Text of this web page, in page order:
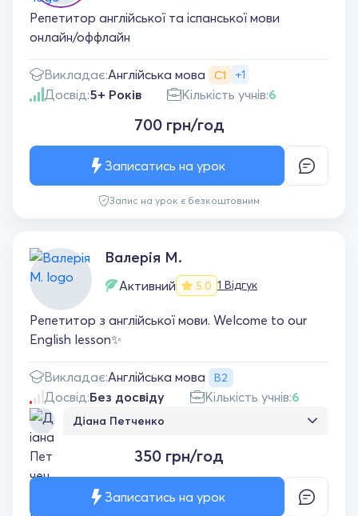
Репетитор англійської та іспанської мови
онлайн/оффлайн
Викладає:Англійська мова С1 +1
Досвід:5+ Років Кількість учнів:6
700 грн/год
Запис на урок є безкоштовним
Записатись на урок
Валерія М.
Активний 5.0 1 Відгук
Репетитор з англійської мови. Welcome to our
English lesson✨
Викладає:Англійська мова B2
Досвід:Без досвіду Кількість учнів:6
Діана Петченко
Вчитель пояснює доступно й робить
350 грн/год
Записатись на урок